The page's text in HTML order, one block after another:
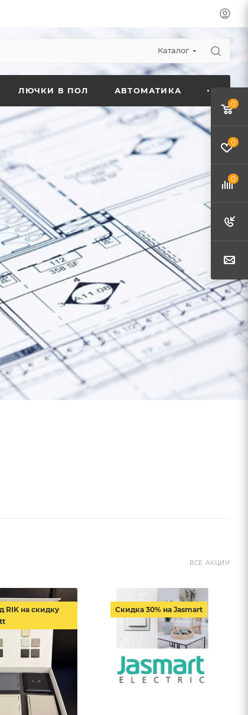
Каталог
ЛЮЧКИ В ПОЛ АВТОМАТИКА
ВСЕ АКЦИИ
RIK на скидку
Скидка 30% на Jasmart
0
0
0